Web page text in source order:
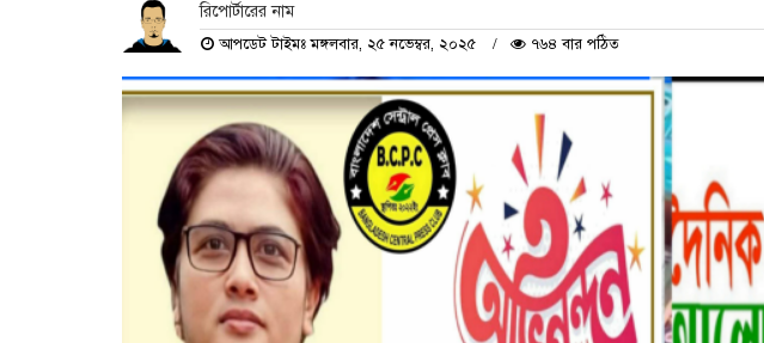
রিপোর্টারের নাম
আপডেট টাইমঃ মঙ্গলবার, ২৫ নভেম্বর, ২০২৫ ৭৬৪ বার পঠিত